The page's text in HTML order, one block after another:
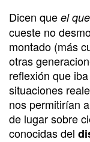
Dicen que el
cueste no
montado (más
otras
reflexión que
situaciones
nos permitirían
de lugar sobre
conocidas del